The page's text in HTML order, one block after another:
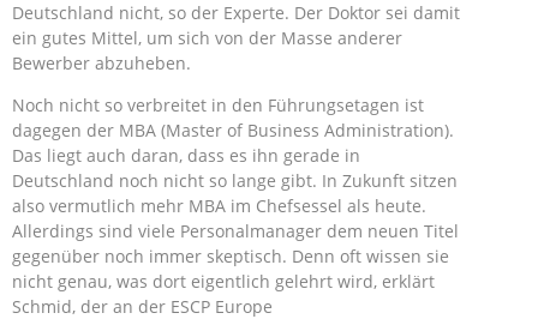
Deutschland nicht, so der Experte. Der Doktor sei damit
ein gutes Mittel, um sich von der Masse anderer
Bewerber abzuheben.
Noch nicht so verbreitet in den Führungsetagen ist
dagegen der MBA (Master of Business Administration).
Das liegt auch daran, dass es ihn gerade in
Deutschland noch nicht so lange gibt. In Zukunft sitzen
also vermutlich mehr MBA im Chefsessel als heute.
Allerdings sind viele Personalmanager dem neuen Titel
gegenüber noch immer skeptisch. Denn oft wissen sie
nicht genau, was dort eigentlich gelehrt wird, erklärt
Schmid, der an der ESCP Europe